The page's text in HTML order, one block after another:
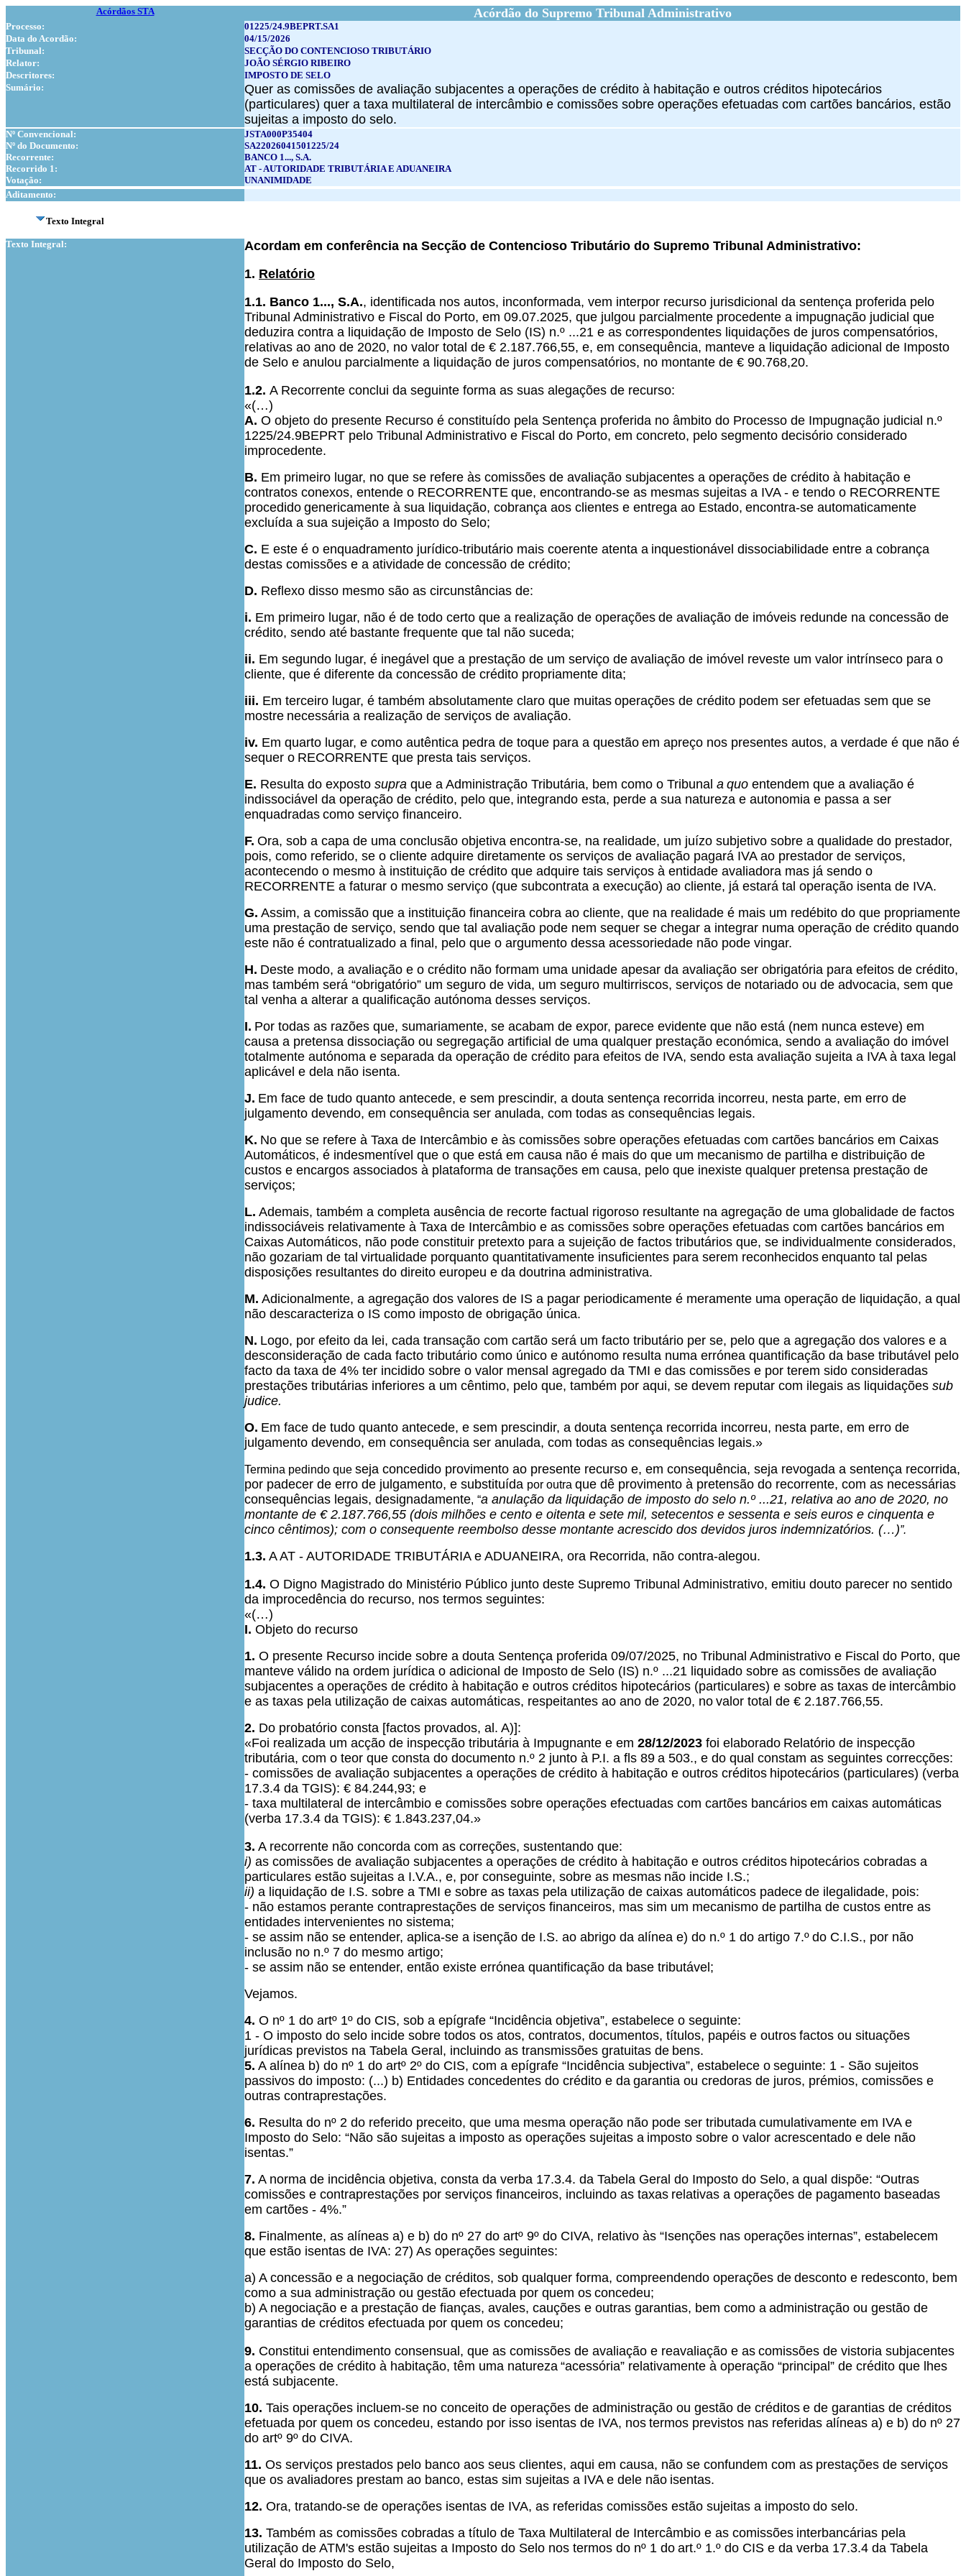
Acórdãos STA Acórdão do Supremo Tribunal Administrativo
Processo:
01225/24.9BEPRT.SA1
Data do Acordão:
04/15/2026
Tribunal:
SECÇÃO DO CONTENCIOSO TRIBUTÁRIO
Relator:
JOÃO SÉRGIO RIBEIRO
Descritores:
IMPOSTO DE SELO
Sumário:
Quer as comissões de avaliação subjacentes a operações de crédito à habitação e outros créditos hipotecários
(particulares) quer a taxa multilateral de intercâmbio e comissões sobre operações efetuadas com cartões bancários, estão
sujeitas a imposto do selo.
Nº Convencional:
JSTA000P35404
Nº do Documento:
SA22026041501225/24
Recorrente:
BANCO 1..., S.A.
Recorrido 1:
AT - AUTORIDADE TRIBUTÁRIA E ADUANEIRA
Votação:
UNANIMIDADE
Aditamento:
Texto Integral
Texto Integral:
Acordam em conferência na Secção de Contencioso Tributário do Supremo Tribunal Administrativo:
1. Relatório
1.1. Banco 1..., S.A., identificada nos autos, inconformada, vem interpor recurso jurisdicional da sentença proferida pelo
Tribunal Administrativo e Fiscal do Porto, em 09.07.2025, que julgou parcialmente procedente a impugnação judicial que
deduzira contra a liquidação de Imposto de Selo (IS) n.º ...21 e as correspondentes liquidações de juros compensatórios,
relativas ao ano de 2020, no valor total de € 2.187.766,55, e, em consequência, manteve a liquidação adicional de Imposto
de Selo e anulou parcialmente a liquidação de juros compensatórios, no montante de € 90.768,20.
1.2. A Recorrente conclui da seguinte forma as suas alegações de recurso:
«(…)
A. O objeto do presente Recurso é constituído pela Sentença proferida no âmbito do Processo de Impugnação judicial n.º
1225/24.9BEPRT pelo Tribunal Administrativo e Fiscal do Porto, em concreto, pelo segmento decisório considerado
improcedente.
B. Em primeiro lugar, no que se refere às comissões de avaliação subjacentes a operações de crédito à habitação e
contratos conexos, entende o RECORRENTE que, encontrando-se as mesmas sujeitas a IVA - e tendo o RECORRENTE
procedido genericamente à sua liquidação, cobrança aos clientes e entrega ao Estado, encontra-se automaticamente
excluída a sua sujeição a Imposto do Selo;
C. E este é o enquadramento jurídico-tributário mais coerente atenta a inquestionável dissociabilidade entre a cobrança
destas comissões e a atividade de concessão de crédito;
D. Reflexo disso mesmo são as circunstâncias de:
i. Em primeiro lugar, não é de todo certo que a realização de operações de avaliação de imóveis redunde na concessão de
crédito, sendo até bastante frequente que tal não suceda;
ii. Em segundo lugar, é inegável que a prestação de um serviço de avaliação de imóvel reveste um valor intrínseco para o
cliente, que é diferente da concessão de crédito propriamente dita;
iii. Em terceiro lugar, é também absolutamente claro que muitas operações de crédito podem ser efetuadas sem que se
mostre necessária a realização de serviços de avaliação.
iv. Em quarto lugar, e como autêntica pedra de toque para a questão em apreço nos presentes autos, a verdade é que não é
sequer o RECORRENTE que presta tais serviços.
E. Resulta do exposto supra que a Administração Tributária, bem como o Tribunal a quo entendem que a avaliação é
indissociável da operação de crédito, pelo que, integrando esta, perde a sua natureza e autonomia e passa a ser
enquadradas como serviço financeiro.
F. Ora, sob a capa de uma conclusão objetiva encontra-se, na realidade, um juízo subjetivo sobre a qualidade do prestador,
pois, como referido, se o cliente adquire diretamente os serviços de avaliação pagará IVA ao prestador de serviços,
acontecendo o mesmo à instituição de crédito que adquire tais serviços à entidade avaliadora mas já sendo o
RECORRENTE a faturar o mesmo serviço (que subcontrata a execução) ao cliente, já estará tal operação isenta de IVA.
G. Assim, a comissão que a instituição financeira cobra ao cliente, que na realidade é mais um redébito do que propriamente
uma prestação de serviço, sendo que tal avaliação pode nem sequer se chegar a integrar numa operação de crédito quando
este não é contratualizado a final, pelo que o argumento dessa acessoriedade não pode vingar.
H. Deste modo, a avaliação e o crédito não formam uma unidade apesar da avaliação ser obrigatória para efeitos de crédito,
mas também será “obrigatório” um seguro de vida, um seguro multirriscos, serviços de notariado ou de advocacia, sem que
tal venha a alterar a qualificação autónoma desses serviços.
I. Por todas as razões que, sumariamente, se acabam de expor, parece evidente que não está (nem nunca esteve) em
causa a pretensa dissociação ou segregação artificial de uma qualquer prestação económica, sendo a avaliação do imóvel
totalmente autónoma e separada da operação de crédito para efeitos de IVA, sendo esta avaliação sujeita a IVA à taxa legal
aplicável e dela não isenta.
J. Em face de tudo quanto antecede, e sem prescindir, a douta sentença recorrida incorreu, nesta parte, em erro de
julgamento devendo, em consequência ser anulada, com todas as consequências legais.
K. No que se refere à Taxa de Intercâmbio e às comissões sobre operações efetuadas com cartões bancários em Caixas
Automáticos, é indesmentível que o que está em causa não é mais do que um mecanismo de partilha e distribuição de
custos e encargos associados à plataforma de transações em causa, pelo que inexiste qualquer pretensa prestação de
serviços;
L. Ademais, também a completa ausência de recorte factual rigoroso resultante na agregação de uma globalidade de factos
indissociáveis relativamente à Taxa de Intercâmbio e as comissões sobre operações efetuadas com cartões bancários em
Caixas Automáticos, não pode constituir pretexto para a sujeição de factos tributários que, se individualmente considerados,
não gozariam de tal virtualidade porquanto quantitativamente insuficientes para serem reconhecidos enquanto tal pelas
disposições resultantes do direito europeu e da doutrina administrativa.
M. Adicionalmente, a agregação dos valores de IS a pagar periodicamente é meramente uma operação de liquidação, a qual
não descaracteriza o IS como imposto de obrigação única.
N. Logo, por efeito da lei, cada transação com cartão será um facto tributário per se, pelo que a agregação dos valores e a
desconsideração de cada facto tributário como único e autónomo resulta numa errónea quantificação da base tributável pelo
facto da taxa de 4% ter incidido sobre o valor mensal agregado da TMI e das comissões e por terem sido consideradas
prestações tributárias inferiores a um cêntimo, pelo que, também por aqui, se devem reputar com ilegais as liquidações sub
judice.
O. Em face de tudo quanto antecede, e sem prescindir, a douta sentença recorrida incorreu, nesta parte, em erro de
julgamento devendo, em consequência ser anulada, com todas as consequências legais.»
Termina pedindo que seja concedido provimento ao presente recurso e, em consequência, seja revogada a sentença recorrida,
por padecer de erro de julgamento, e substituída por outra que dê provimento à pretensão do recorrente, com as necessárias
consequências legais, designadamente, “a anulação da liquidação de imposto do selo n.º ...21, relativa ao ano de 2020, no
montante de € 2.187.766,55 (dois milhões e cento e oitenta e sete mil, setecentos e sessenta e seis euros e cinquenta e
cinco cêntimos); com o consequente reembolso desse montante acrescido dos devidos juros indemnizatórios. (…)”.
1.3. A AT - AUTORIDADE TRIBUTÁRIA e ADUANEIRA, ora Recorrida, não contra-alegou.
1.4. O Digno Magistrado do Ministério Público junto deste Supremo Tribunal Administrativo, emitiu douto parecer no sentido
da improcedência do recurso, nos termos seguintes:
«(…)
I. Objeto do recurso
1. O presente Recurso incide sobre a douta Sentença proferida 09/07/2025, no Tribunal Administrativo e Fiscal do Porto, que
manteve válido na ordem jurídica o adicional de Imposto de Selo (IS) n.º ...21 liquidado sobre as comissões de avaliação
subjacentes a operações de crédito à habitação e outros créditos hipotecários (particulares) e sobre as taxas de intercâmbio
e as taxas pela utilização de caixas automáticas, respeitantes ao ano de 2020, no valor total de € 2.187.766,55.
2. Do probatório consta [factos provados, al. A)]:
«Foi realizada um acção de inspecção tributária à Impugnante e em 28/12/2023 foi elaborado Relatório de inspecção
tributária, com o teor que consta do documento n.º 2 junto à P.I. a fls 89 a 503., e do qual constam as seguintes correcções:
- comissões de avaliação subjacentes a operações de crédito à habitação e outros créditos hipotecários (particulares) (verba
17.3.4 da TGIS): € 84.244,93; e
- taxa multilateral de intercâmbio e comissões sobre operações efectuadas com cartões bancários em caixas automáticas
(verba 17.3.4 da TGIS): € 1.843.237,04.»
3. A recorrente não concorda com as correções, sustentando que:
i) as comissões de avaliação subjacentes a operações de crédito à habitação e outros créditos hipotecários cobradas a
particulares estão sujeitas a I.V.A., e, por conseguinte, sobre as mesmas não incide I.S.;
ii) a liquidação de I.S. sobre a TMI e sobre as taxas pela utilização de caixas automáticos padece de ilegalidade, pois:
- não estamos perante contraprestações de serviços financeiros, mas sim um mecanismo de partilha de custos entre as
entidades intervenientes no sistema;
- se assim não se entender, aplica-se a isenção de I.S. ao abrigo da alínea e) do n.º 1 do artigo 7.º do C.I.S., por não
inclusão no n.º 7 do mesmo artigo;
- se assim não se entender, então existe errónea quantificação da base tributável;
Vejamos.
4. O nº 1 do artº 1º do CIS, sob a epígrafe “Incidência objetiva”, estabelece o seguinte:
1 - O imposto do selo incide sobre todos os atos, contratos, documentos, títulos, papéis e outros factos ou situações
jurídicas previstos na Tabela Geral, incluindo as transmissões gratuitas de bens.
5. A alínea b) do nº 1 do artº 2º do CIS, com a epígrafe “Incidência subjectiva”, estabelece o seguinte: 1 - São sujeitos
passivos do imposto: (...) b) Entidades concedentes do crédito e da garantia ou credoras de juros, prémios, comissões e
outras contraprestações.
6. Resulta do nº 2 do referido preceito, que uma mesma operação não pode ser tributada cumulativamente em IVA e
Imposto do Selo: “Não são sujeitas a imposto as operações sujeitas a imposto sobre o valor acrescentado e dele não
isentas.”
7. A norma de incidência objetiva, consta da verba 17.3.4. da Tabela Geral do Imposto do Selo, a qual dispõe: “Outras
comissões e contraprestações por serviços financeiros, incluindo as taxas relativas a operações de pagamento baseadas
em cartões - 4%.”
8. Finalmente, as alíneas a) e b) do nº 27 do artº 9º do CIVA, relativo às “Isenções nas operações internas”, estabelecem
que estão isentas de IVA: 27) As operações seguintes:
a) A concessão e a negociação de créditos, sob qualquer forma, compreendendo operações de desconto e redesconto, bem
como a sua administração ou gestão efectuada por quem os concedeu;
b) A negociação e a prestação de fianças, avales, cauções e outras garantias, bem como a administração ou gestão de
garantias de créditos efectuada por quem os concedeu;
9. Constitui entendimento consensual, que as comissões de avaliação e reavaliação e as comissões de vistoria subjacentes
a operações de crédito à habitação, têm uma natureza “acessória” relativamente à operação “principal” de crédito que lhes
está subjacente.
10. Tais operações incluem-se no conceito de operações de administração ou gestão de créditos e de garantias de créditos
efetuada por quem os concedeu, estando por isso isentas de IVA, nos termos previstos nas referidas alíneas a) e b) do nº 27
do artº 9º do CIVA.
11. Os serviços prestados pelo banco aos seus clientes, aqui em causa, não se confundem com as prestações de serviços
que os avaliadores prestam ao banco, estas sim sujeitas a IVA e dele não isentas.
12. Ora, tratando-se de operações isentas de IVA, as referidas comissões estão sujeitas a imposto do selo.
13. Também as comissões cobradas a título de Taxa Multilateral de Intercâmbio e as comissões interbancárias pela
utilização de ATM's estão sujeitas a Imposto do Selo nos termos do nº 1 do art.º 1.º do CIS e da verba 17.3.4 da Tabela
Geral do Imposto do Selo,